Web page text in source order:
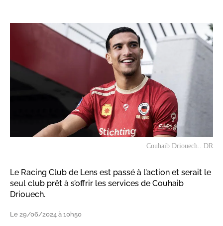
Couhaib Driouech.. DR
Le Racing Club de Lens est passé à l’action et serait le
seul club prêt à s’offrir les services de Couhaib
Driouech.
Le 29/06/2024 à 10h50